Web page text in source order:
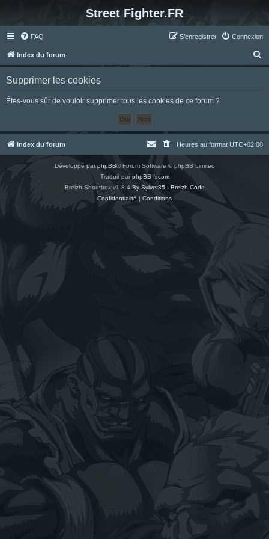
Street Fighter.FR
FAQ Connexion
S’enregistrer
Index du forum
e
h
Supprimer les cookies
Êtes-vous sûr de vouloir supprimer tous les cookies de ce forum ?
Index du forum Heures au format UTC+02:00
Développé parphpBB® Forum Software © phpBB Limited
Traduit parphpBB-fr.com
Breizh Shoutbox v1.8.4 By Sylver35 - Breizh Code
Confidentialité | Conditions